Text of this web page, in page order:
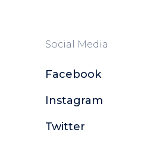
Social Media
Facebook
Instagram
Twitter